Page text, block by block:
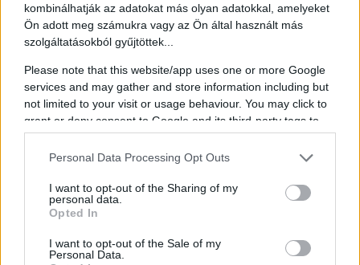
kombinálhatják az adatokat más olyan adatokkal, amelyeket
Ön adott meg számukra vagy az Ön által használt más
szolgáltatásokból gyűjtöttek...
Please note that this website/app uses one or more Google
services and may gather and store information including but
not limited to your visit or usage behaviour. You may click to
grant or deny consent to Google and its third-party tags to
use your data for below specified purposes in below Google
consent section.
Personal Data Processing Opt Outs
I want to opt-out of the Sharing of my
personal data.
Opted In
I want to opt-out of the Sale of my
Personal Data.
Jogi nyilatkozat
Adatkezelési tájékoztató